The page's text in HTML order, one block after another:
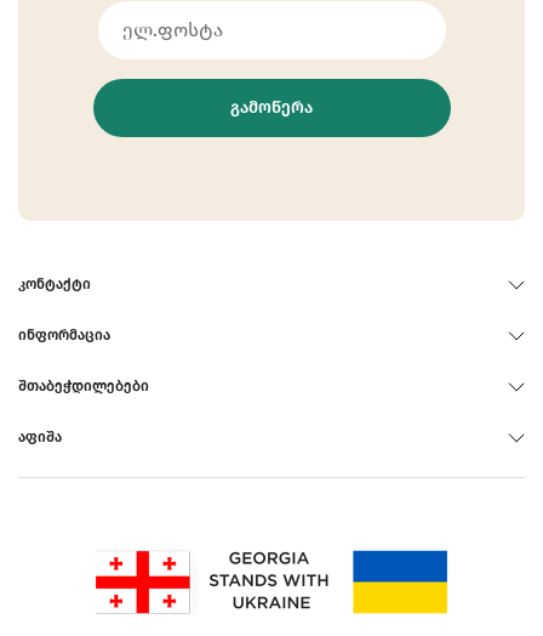
ᲒᲐᲛᲝᲬᲔᲠᲐ
ᲙᲝᲜᲢᲐᲥᲢᲘ
ᲘᲜᲤᲝᲠᲛᲐᲪᲘᲐ
ᲨᲗᲐᲑᲔᲭᲓᲘᲚᲔᲑᲔᲑᲘ
ᲐᲤᲘᲨᲐ